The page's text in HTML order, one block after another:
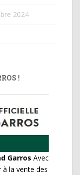
2024
!
Garros Avec
la vente des